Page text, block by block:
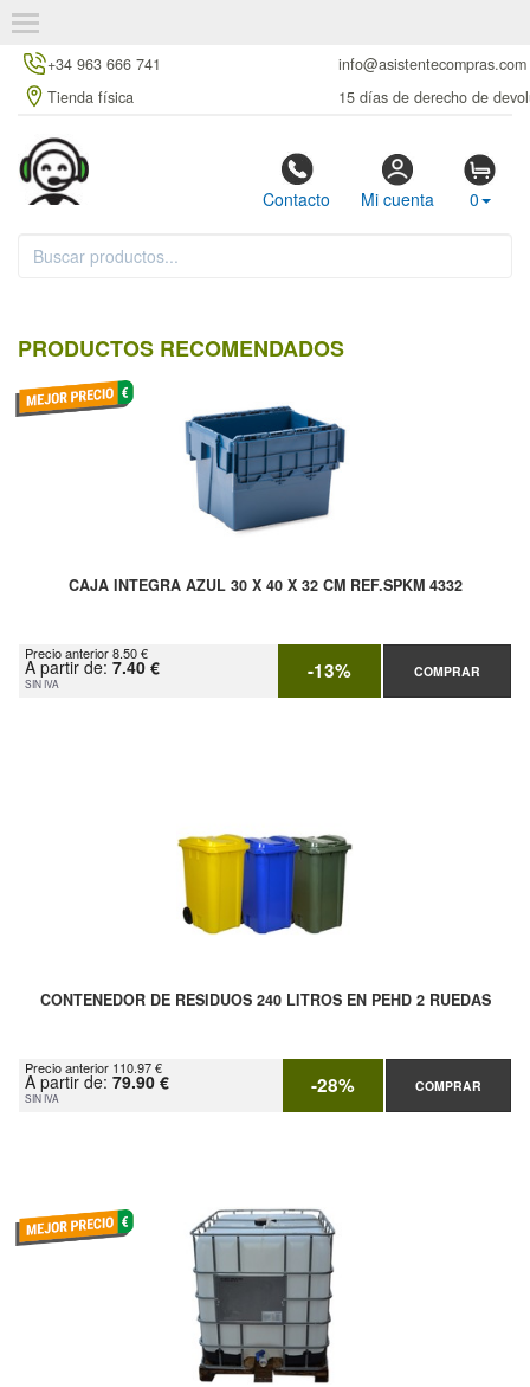
+34 963 666 741
info@asistentecompras.com
Tienda física
15 días de derecho de
Contacto Mi cuenta 0
PRODUCTOS RECOMENDADOS
CAJA INTEGRA AZUL 30 X 40 X 32 CM REF.SPKM 4332
Precio anterior 8.50 €
A partir de: 7.40 €
SIN IVA -13% COMPRAR
CONTENEDOR DE RESIDUOS 240 LITROS EN PEHD 2 RUEDAS
Precio anterior 110.97 €
A partir de: 79.90 €
SIN IVA -28% COMPRAR